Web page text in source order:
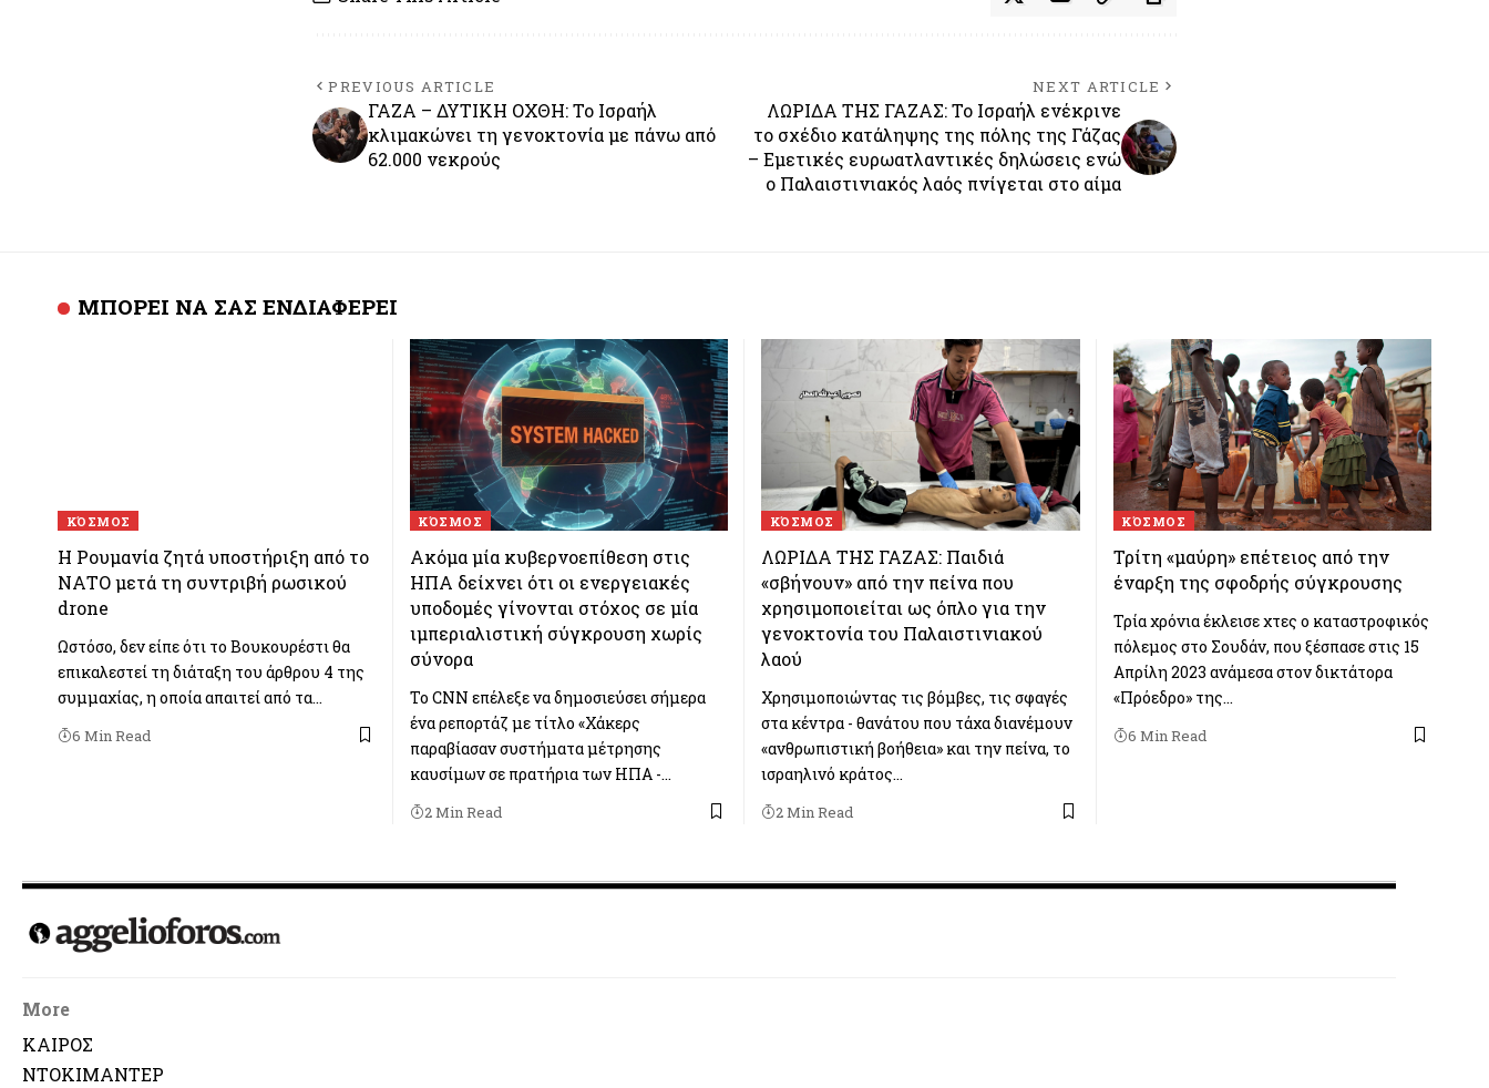
PREVIOUS ARTICLE
ΓΑΖΑ – ΔΥΤΙΚΗ ΟΧΘΗ: Το Ισραήλ
κλιμακώνει τη γενοκτονία με πάνω από
62.000 νεκρούς
NEXT ARTICLE
ΛΩΡΙΔΑ ΤΗΣ ΓΑΖΑΣ: Το Ισραήλ ενέκρινε
το σχέδιο κατάληψης της πόλης της Γάζας
– Εμετικές ευρωατλαντικές δηλώσεις ενώ
ο Παλαιστινιακός λαός πνίγεται στο αίμα
ΜΠΟΡΕΙ ΝΑ ΣΑΣ ΕΝΔΙΑΦΕΡΕΙ
ΚΌΣΜΟΣ
Η Ρουμανία ζητά υποστήριξη από το
ΝΑΤΟ μετά τη συντριβή ρωσικού
drone
Ωστόσο, δεν είπε ότι το Βουκουρέστι θα
επικαλεστεί τη διάταξη του άρθρου 4 της
συμμαχίας, η οποία απαιτεί από τα…
6 Min Read
ΚΌΣΜΟΣ
Ακόμα μία κυβερνοεπίθεση στις
ΗΠΑ δείχνει ότι οι ενεργειακές
υποδομές γίνονται στόχος σε μία
ιμπεριαλιστική σύγκρουση χωρίς
σύνορα
Το CNN επέλεξε να δημοσιεύσει σήμερα
ένα ρεπορτάζ με τίτλο «Χάκερς
παραβίασαν συστήματα μέτρησης
καυσίμων σε πρατήρια των ΗΠΑ -…
2 Min Read
ΚΌΣΜΟΣ
ΛΩΡΙΔΑ ΤΗΣ ΓΑΖΑΣ: Παιδιά
«σβήνουν» από την πείνα που
χρησιμοποιείται ως όπλο για την
γενοκτονία του Παλαιστινιακού
λαού
Χρησιμοποιώντας τις βόμβες, τις σφαγές
στα κέντρα - θανάτου που τάχα διανέμουν
«ανθρωπιστική βοήθεια» και την πείνα, το
ισραηλινό κράτος…
2 Min Read
ΚΌΣΜΟΣ
Τρίτη «μαύρη» επέτειος από την
έναρξη της σφοδρής σύγκρουσης
Τρία χρόνια έκλεισε χτες ο καταστροφικός
πόλεμος στο Σουδάν, που ξέσπασε στις 15
Απρίλη 2023 ανάμεσα στον δικτάτορα
«Πρόεδρο» της…
6 Min Read
More
ΚΑΙΡΟΣ
ΝΤΟΚΙΜΑΝΤΕΡ